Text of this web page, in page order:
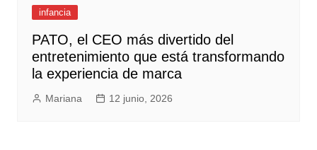
infancia
PATO, el CEO más divertido del
entretenimiento que está transformando
la experiencia de marca
Mariana 12 junio, 2026